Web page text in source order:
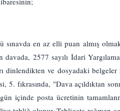
sınavda en az elli puan almış
2577 sayılı İdari
ve dosyadaki
fıkrasında, "Dava açıldıktan
içinde posta ücretinin